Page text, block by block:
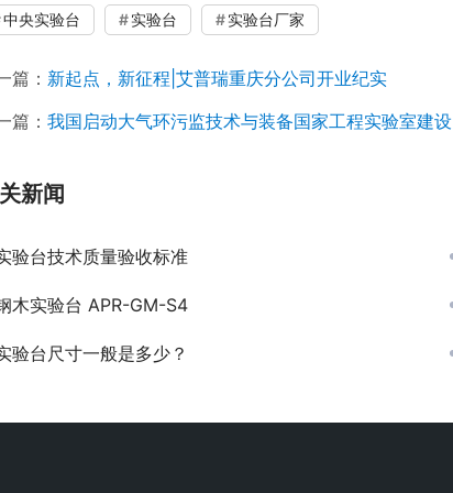
中央实验台 实验台 实验台厂家
篇： 新起点，新征程|艾普瑞重庆分公司开业纪实
篇： 我国启动大气环污监技术与装备国家工程实验室建设
新闻
验台技术质量验收标准
木实验台 APR-GM-S4
验台尺寸一般是多少？